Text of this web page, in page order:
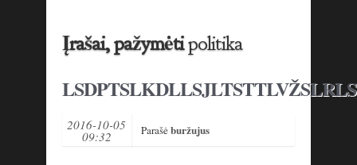
Įrašai, pažymėtipolitika
2016-10-05
09:32 Parašėburžujus